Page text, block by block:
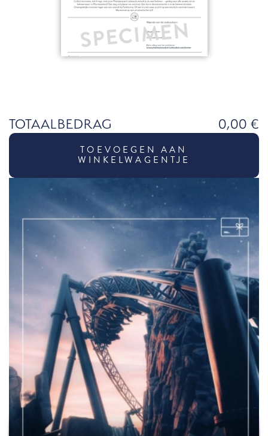
TOTAALBEDRAG 0,00 €
TOEVOEGEN AAN
WINKELWAGENTJE